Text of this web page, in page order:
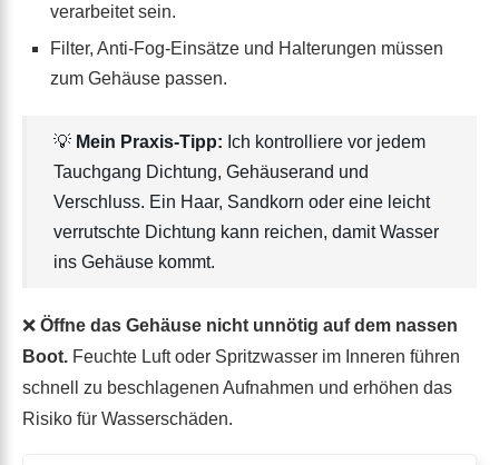
verarbeitet sein.
Filter, Anti-Fog-Einsätze und Halterungen müssen
zum Gehäuse passen.
💡 Mein Praxis-Tipp: Ich kontrolliere vor jedem
Tauchgang Dichtung, Gehäuserand und
Verschluss. Ein Haar, Sandkorn oder eine leicht
verrutschte Dichtung kann reichen, damit Wasser
ins Gehäuse kommt.
❌ Öffne das Gehäuse nicht unnötig auf dem nassen
Boot. Feuchte Luft oder Spritzwasser im Inneren führen
schnell zu beschlagenen Aufnahmen und erhöhen das
Risiko für Wasserschäden.